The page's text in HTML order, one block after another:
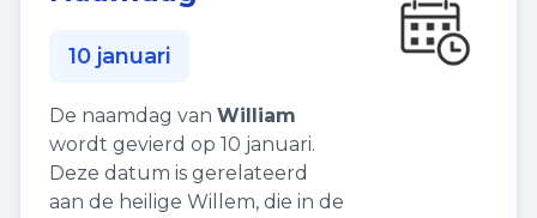
10 januari
De naamdag van William
wordt gevierd op 10 januari.
Deze datum is gerelateerd
aan de heilige Willem, die in de